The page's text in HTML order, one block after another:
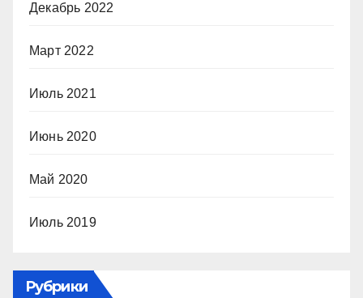
Декабрь 2022
Март 2022
Июль 2021
Июнь 2020
Май 2020
Июль 2019
Рубрики